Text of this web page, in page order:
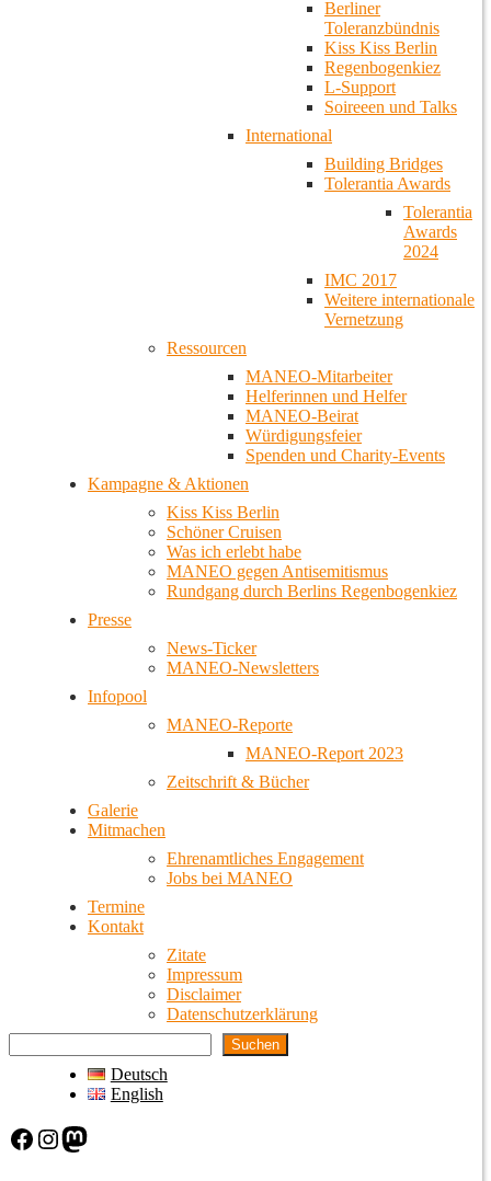
Berliner
Toleranzbündnis
Kiss Kiss Berlin
Regenbogenkiez
L-Support
Soireeen und Talks
International
Building Bridges
Tolerantia Awards
Tolerantia
Awards
2024
IMC 2017
Weitere internationale
Vernetzung
Ressourcen
MANEO-Mitarbeiter
Helferinnen und Helfer
MANEO-Beirat
Würdigungsfeier
Spenden und Charity-Events
Kampagne & Aktionen
Kiss Kiss Berlin
Schöner Cruisen
Was ich erlebt habe
MANEO gegen Antisemitismus
Rundgang durch Berlins Regenbogenkiez
Presse
News-Ticker
MANEO-Newsletters
Infopool
MANEO-Reporte
MANEO-Report 2023
Zeitschrift & Bücher
Galerie
Mitmachen
Ehrenamtliches Engagement
Jobs bei MANEO
Termine
Kontakt
Zitate
Impressum
Disclaimer
Datenschutzerklärung
Suchen
Deutsch
English
Facebook Instagram Mastodon